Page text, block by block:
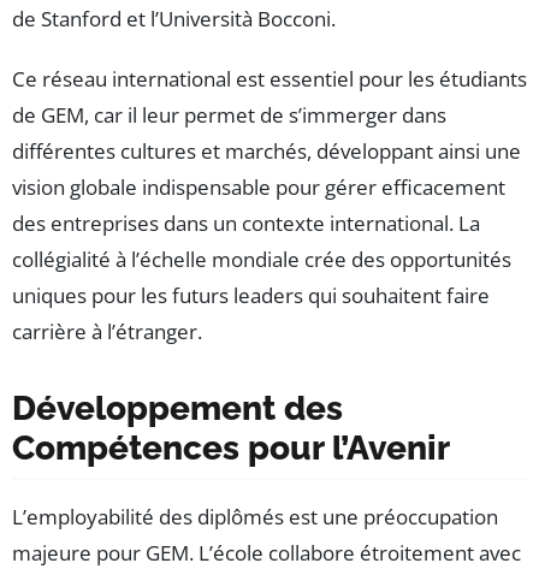
de Stanford et l’Università Bocconi.
Ce réseau international est essentiel pour les étudiants
de GEM, car il leur permet de s’immerger dans
différentes cultures et marchés, développant ainsi une
vision globale indispensable pour gérer efficacement
des entreprises dans un contexte international. La
collégialité à l’échelle mondiale crée des opportunités
uniques pour les futurs leaders qui souhaitent faire
carrière à l’étranger.
Développement des
Compétences pour l’Avenir
L’employabilité des diplômés est une préoccupation
majeure pour GEM. L’école collabore étroitement avec